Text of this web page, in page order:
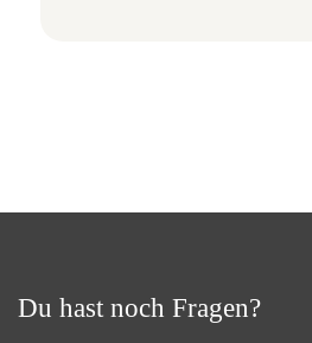
Du hast noch Fragen?